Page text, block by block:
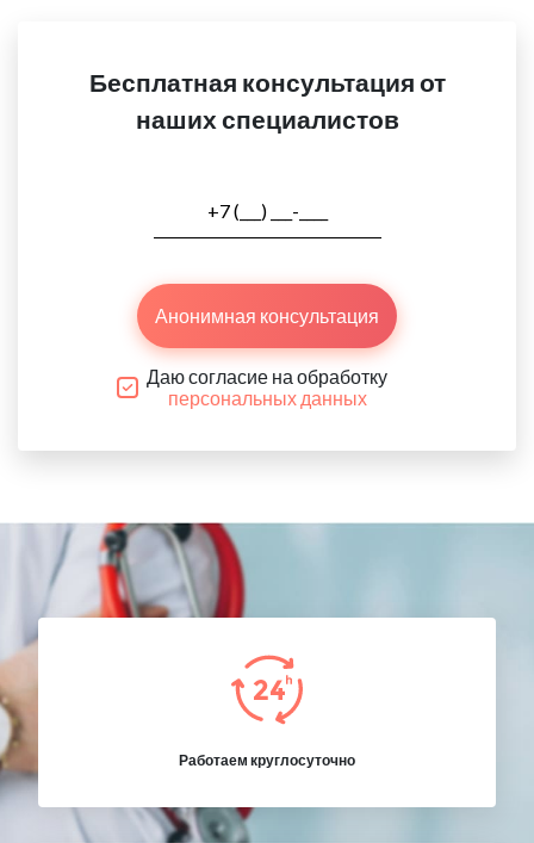
Бесплатная консультация от
наших специалистов
Анонимная консультация
Даю согласие на обработку
персональных данных
Работаем круглосуточно